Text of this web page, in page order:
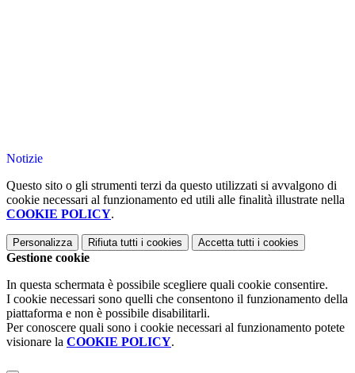
Notizie
Questo sito o gli strumenti terzi da questo utilizzati si avvalgono di
cookie necessari al funzionamento ed utili alle finalità illustrate nella
COOKIE POLICY.
Personalizza Rifiuta tutti i cookies Accetta tutti i cookies
Gestione cookie
In questa schermata è possibile scegliere quali cookie consentire.
I cookie necessari sono quelli che consentono il funzionamento della
piattaforma e non è possibile disabilitarli.
Per conoscere quali sono i cookie necessari al funzionamento potete
visionare la COOKIE POLICY.